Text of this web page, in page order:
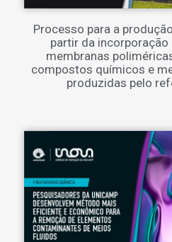
Processo para a
partir da
membranas
compostos químicos e
produzidas pelo